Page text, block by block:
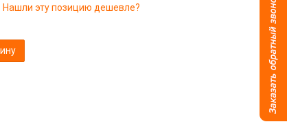
Нашли эту позицию дешевле?